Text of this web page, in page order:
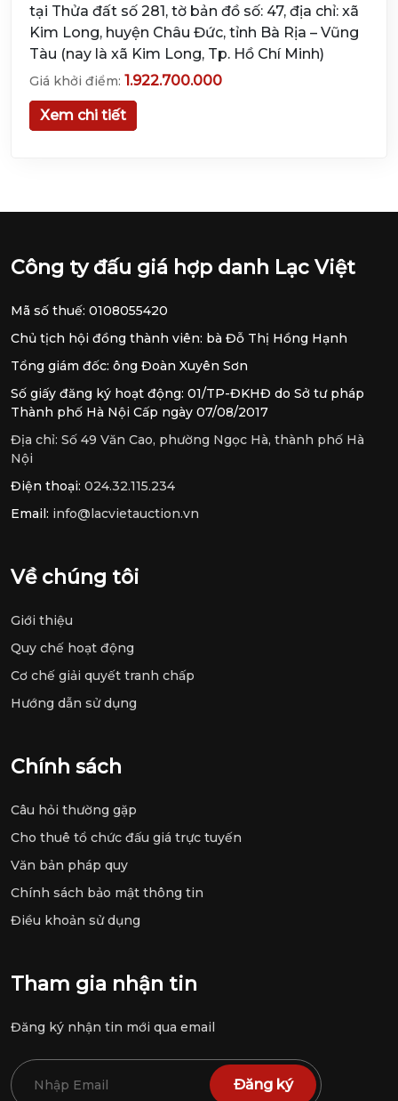
tại Thửa đất số 281, tờ bản đồ số: 47, địa chỉ: xã
Kim Long, huyện Châu Đức, tỉnh Bà Rịa – Vũng
Tàu (nay là xã Kim Long, Tp. Hồ Chí Minh)
Giá khởi điểm: 1.922.700.000
Xem chi tiết
Công ty đấu giá hợp danh Lạc Việt
Mã số thuế: 0108055420
Chủ tịch hội đồng thành viên: bà Đỗ Thị Hồng Hạnh
Tổng giám đốc: ông Đoàn Xuyên Sơn
Số giấy đăng ký hoạt động: 01/TP-ĐKHĐ do Sở tư pháp
Thành phố Hà Nội Cấp ngày 07/08/2017
Địa chỉ: Số 49 Văn Cao, phường Ngọc Hà, thành phố Hà
Nội
Điện thoại: 024.32.115.234
Email: info@lacvietauction.vn
Về chúng tôi
Giới thiệu
Quy chế hoạt động
Cơ chế giải quyết tranh chấp
Hướng dẫn sử dụng
Chính sách
Câu hỏi thường gặp
Cho thuê tổ chức đấu giá trực tuyến
Văn bản pháp quy
Chính sách bảo mật thông tin
Điều khoản sử dụng
Tham gia nhận tin
Đăng ký nhận tin mới qua email
Đăng ký